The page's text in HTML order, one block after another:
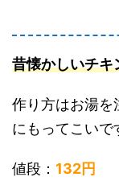
昔懐かしいチキ
作り方はお湯を
にもってこいで
値段： 132円